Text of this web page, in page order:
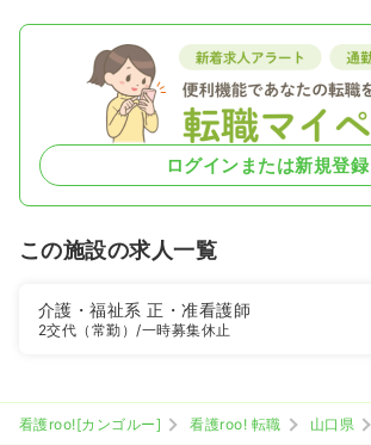
ログインまたは新規登録
この施設の求人一覧
介護・福祉系正・准看護師
2交代（常勤）/一時募集休止
看護roo![カンゴルー] 看護roo! 転職 山口県